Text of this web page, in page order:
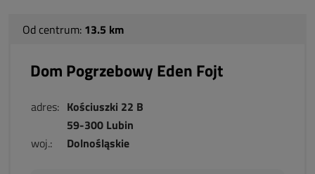
Od centrum: 13.5 km
Dom Pogrzebowy Eden Fojt
adres: Kościuszki 22 B
59-300 Lubin
woj.:
Dolnośląskie